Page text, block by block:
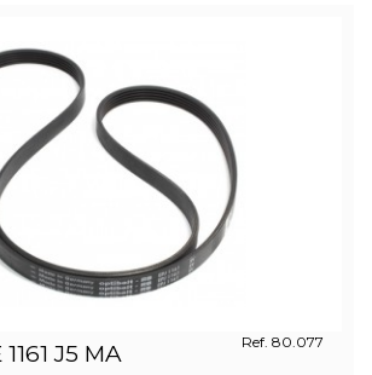
J5 MA
Ref. 80.077